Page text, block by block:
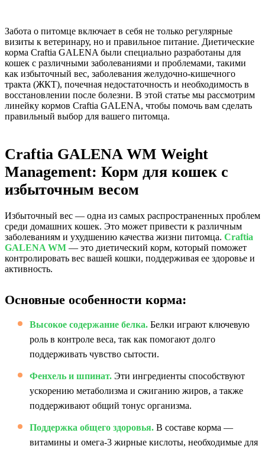
Забота о питомце включает в себя не только регулярные
визиты к ветеринару, но и правильное питание. Диетические
корма Craftia GALENA были специально разработаны для
кошек с различными заболеваниями и проблемами, такими
как избыточный вес, заболевания желудочно-кишечного
тракта (ЖКТ), почечная недостаточность и необходимость в
восстановлении после болезни. В этой статье мы рассмотрим
линейку кормов Craftia GALENA, чтобы помочь вам сделать
правильный выбор для вашего питомца.
Craftia GALENA WM Weight
Management: Корм для кошек с
избыточным весом
Избыточный вес — одна из самых распространенных проблем
среди домашних кошек. Это может привести к различным
заболеваниям и ухудшению качества жизни питомца. Craftia
GALENA WM — это диетический корм, который поможет
контролировать вес вашей кошки, поддерживая ее здоровье и
активность.
Основные особенности корма:
Высокое содержание белка. Белки играют ключевую
роль в контроле веса, так как помогают долго
поддерживать чувство сытости.
Фенхель и шпинат. Эти ингредиенты способствуют
ускорению метаболизма и сжиганию жиров, а также
поддерживают общий тонус организма.
Поддержка общего здоровья. В составе корма —
витамины и омега-3 жирные кислоты, необходимые для